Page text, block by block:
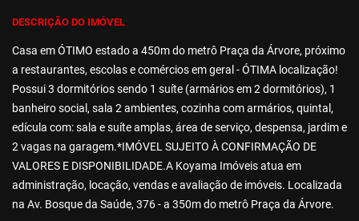
DESCRIÇÃO DO IMÓVEL
Casa em ÓTIMO estado a 450m do metrô Praça da Árvore, próximo
a restaurantes, escolas e comércios em geral - ÓTIMA localização!
Possui 3 dormitórios sendo 1 suíte (armários em 2 dormitórios), 1
banheiro social, sala 2 ambientes, cozinha com armários, quintal,
edícula com: sala e suíte amplas, área de serviço, despensa, jardim e
2 vagas na garagem.*IMÓVEL SUJEITO À CONFIRMAÇÃO DE
VALORES E DISPONIBILIDADE.A Koyama Imóveis atua em
administração, locação, vendas e avaliação de imóveis. Localizada
na Av. Bosque da Saúde, 376 - a 350m do metrô Praça da Árvore.